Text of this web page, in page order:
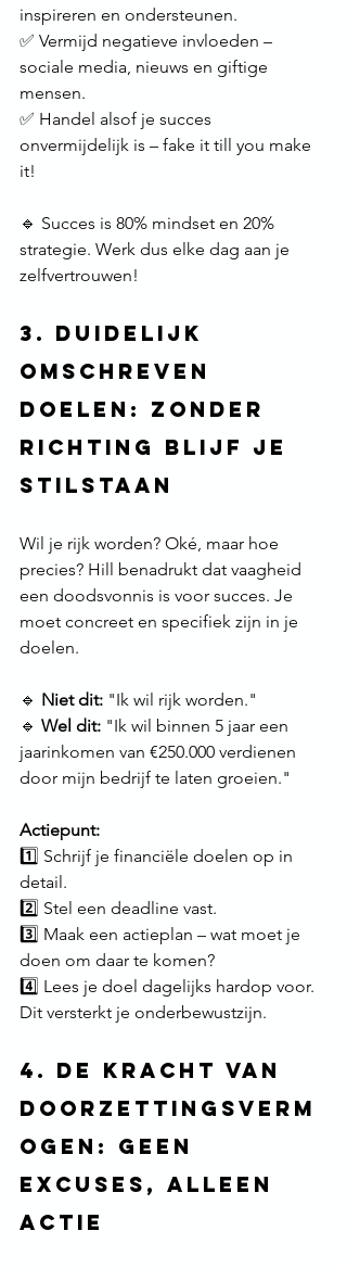
inspireren en ondersteunen.
✅ Vermijd negatieve invloeden –
sociale media, nieuws en giftige
mensen.
✅ Handel alsof je succes
onvermijdelijk is – fake it till you make
it!
🔹 Succes is 80% mindset en 20%
strategie. Werk dus elke dag aan je
zelfvertrouwen!
3. Duidelijk
Omschreven
Doelen: Zonder
Richting Blijf Je
Stilstaan
Wil je rijk worden? Oké, maar hoe
precies? Hill benadrukt dat vaagheid
een doodsvonnis is voor succes. Je
moet concreet en specifiek zijn in je
doelen.
🔹 Niet dit: "Ik wil rijk worden."
🔹 Wel dit: "Ik wil binnen 5 jaar een
jaarinkomen van €250.000 verdienen
door mijn bedrijf te laten groeien."
Actiepunt:
1️⃣ Schrijf je financiële doelen op in
detail.
2️⃣ Stel een deadline vast.
3️⃣ Maak een actieplan – wat moet je
doen om daar te komen?
4️⃣ Lees je doel dagelijks hardop voor.
Dit versterkt je onderbewustzijn.
4. De Kracht van
Doorzettingsverm
ogen: Geen
Excuses, Alleen
Actie